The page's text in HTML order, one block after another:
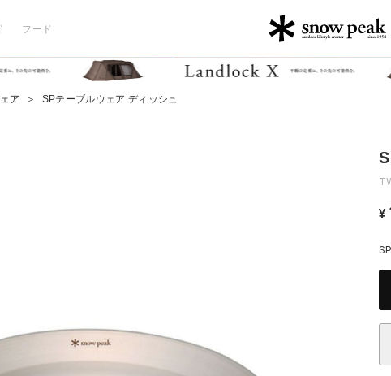
フード
ア ＞ SPテーブルウェア ディッシュ
¥